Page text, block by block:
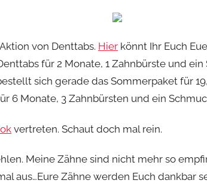
von Denttabs. Hier könnt Ihr Euch
für 2 Monate, 1 Zahnbürste und
sich gerade das Sommerpaket für
6 Monate, 3 Zahnbürsten und ein
vertreten. Schaut doch mal rein.
Meine Zähne sind nicht mehr so
aus…Eure Zähne werden Euch dankbar